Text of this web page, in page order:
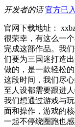
开发者的话 官方已
官网下载地址：
很荣幸，有这么一
完成这部作品。我
们要为三国迷打造
做的，是一款轻松
这段时间，我们尽
至人设都需要跟进人
我们想通过游戏与
面和操作，游戏的
一起不停绕圈跑也